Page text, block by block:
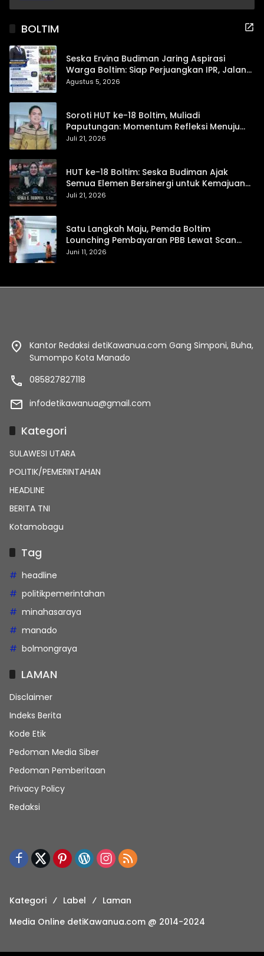
BOLTIM
Seska Ervina Budiman Jaring Aspirasi
Warga Boltim: Siap Perjuangkan IPR, Jalan
Trans, hingga Pemasaran UMKM
Agustus 5, 2026
Soroti HUT ke-18 Boltim, Muliadi
Paputungan: Momentum Refleksi Menuju
Daerah Mandiri dan Berdaya Saing
Juli 21, 2026
HUT ke-18 Boltim: Seska Budiman Ajak
Semua Elemen Bersinergi untuk Kemajuan
Daerah
Juli 21, 2026
Satu Langkah Maju, Pemda Boltim
Lounching Pembayaran PBB Lewat Scan
Qris
Juni 11, 2026
Kantor Redaksi detiKawanua.com Gang Simponi, Buha,
Sumompo Kota Manado
085827827118
infodetikawanua@gmail.com
Kategori
SULAWESI UTARA
POLITIK/PEMERINTAHAN
HEADLINE
BERITA TNI
Kotamobagu
Tag
headline
politikpemerintahan
minahasaraya
manado
bolmongraya
LAMAN
Disclaimer
Indeks Berita
Kode Etik
Pedoman Media Siber
Pedoman Pemberitaan
Privacy Policy
Redaksi
Kategori Label
Laman
Media Online detiKawanua.com @ 2014-2024